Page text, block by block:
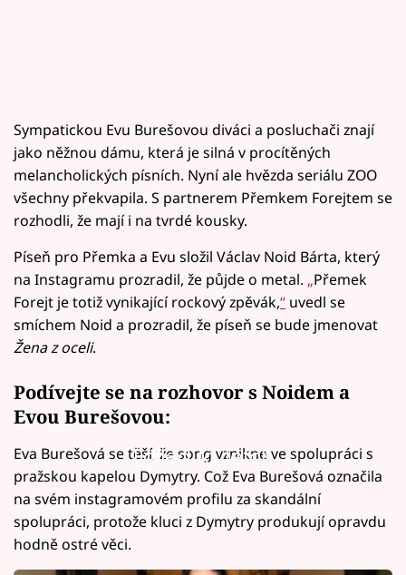
Sympatickou Evu Burešovou diváci a posluchači znají
jako něžnou dámu, která je silná v procítěných
melancholických písních. Nyní ale hvězda seriálu ZOO
všechny překvapila. S partnerem Přemkem Forejtem se
rozhodli, že mají i na tvrdé kousky.
Píseň pro Přemka a Evu složil Václav Noid Bárta, který
na Instagramu prozradil, že půjde o metal. „Přemek
Forejt je totiž vynikající rockový zpěvák,“ uvedl se
smíchem Noid a prozradil, že píseň se bude jmenovat
Žena z oceli.
Podívejte se na rozhovor s Noidem a
Evou Burešovou:
Failed to fetch
Eva Burešová se těší, že song vznikne ve spolupráci s
pražskou kapelou Dymytry. Což Eva Burešová označila
na svém instagramovém profilu za skandální
spolupráci, protože kluci z Dymytry produkují opravdu
hodně ostré věci.